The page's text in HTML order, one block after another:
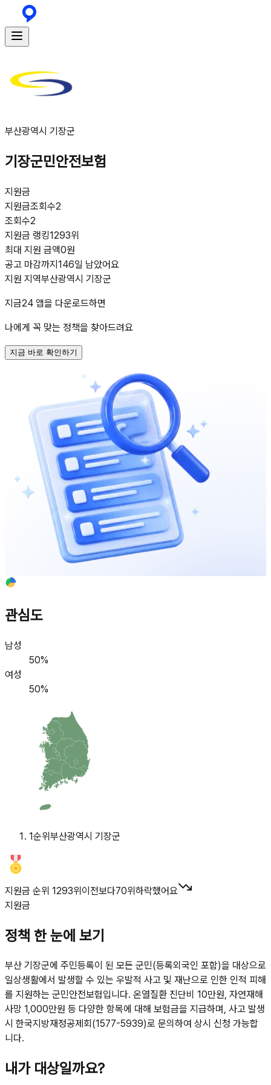
부산광역시 기장군
기장군민안전보험
지원금
지원금조회수2
조회수2
지원금 랭킹1293위
최대 지원 금액0원
공고 마감까지146일 남았어요
지원 지역부산광역시 기장군
지금24 앱을 다운로드하면
나에게 꼭 맞는 정책을 찾아드려요
지금 바로 확인하기
관심도
남성
50%
여성
50%
1순위부산광역시 기장군
지원금 순위 1293위이전보다70위하락했어요
지원금
정책 한 눈에 보기
부산 기장군에 주민등록이 된 모든 군민(등록외국인 포함)을 대상으로
일상생활에서 발생할 수 있는 우발적 사고 및 재난으로 인한 인적 피해
를 지원하는 군민안전보험입니다. 온열질환 진단비 10만원, 자연재해
사망 1,000만원 등 다양한 항목에 대해 보험금을 지급하며, 사고 발생
시 한국지방재정공제회(1577-5939)로 문의하여 상시 신청 가능합
니다.
내가 대상일까요?